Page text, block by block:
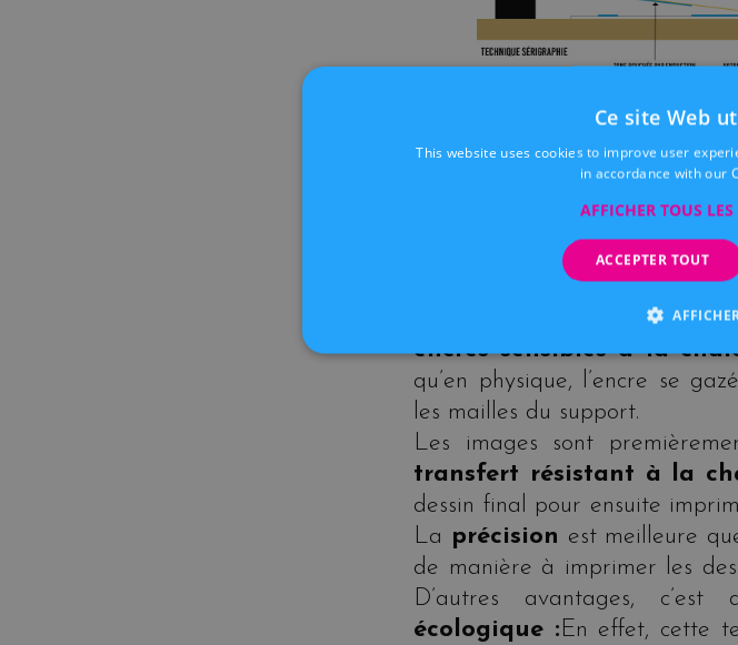
une impression textile (en
tas d’autres objets. Cette
même après un
thermique est une
encres sensibles à la
qu’en physique, l’encre se
les mailles du support.
Les images sont
transfert résistant à la
dessin final pour ensuite
La précision est meilleure
de manière à imprimer les
D’autres avantages, c’est
écologique :En effet, cette
Ce site Web
This website uses cookies to improve user
in accordance with our
AFFICHER TOUS
ACCEPTER TOUT